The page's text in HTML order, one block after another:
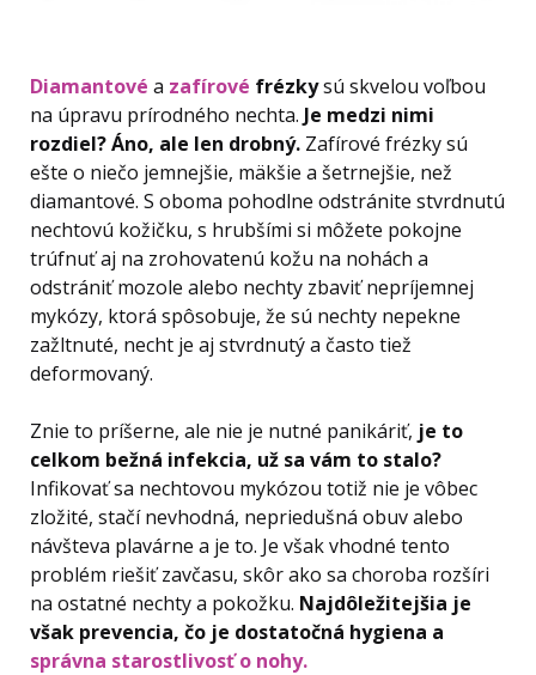
Diamantové a zafírové frézkysú skvelou voľbou
na úpravu prírodného nechta. Je medzi nimi
rozdiel? Áno, ale len drobný. Zafírové frézky sú
ešte o niečo jemnejšie, mäkšie a šetrnejšie, než
diamantové. S oboma pohodlne odstránite stvrdnutú
nechtovú kožičku, s hrubšími si môžete pokojne
trúfnuť aj na zrohovatenú kožu na nohách a
odstrániť mozole alebo nechty zbaviť nepríjemnej
mykózy, ktorá spôsobuje, že sú nechty nepekne
zažltnuté, necht je aj stvrdnutý a často tiež
deformovaný.
Znie to príšerne, ale nie je nutné panikáriť, je to
celkom bežná infekcia, už sa vám to stalo?
Infikovať sa nechtovou mykózou totiž nie je vôbec
zložité, stačí nevhodná, nepriedušná obuv alebo
návšteva plavárne a je to. Je však vhodné tento
problém riešiť zavčasu, skôr ako sa choroba rozšíri
na ostatné nechty a pokožku. Najdôležitejšia je
však prevencia, čo je dostatočná hygiena a
správna starostlivosť o nohy.